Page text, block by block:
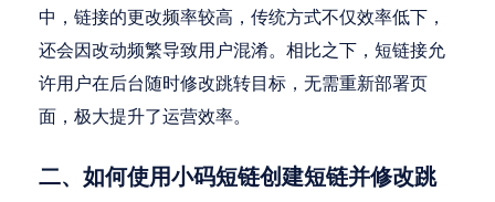
中，链接的更改频率较高，传统方式不仅效率低下，
还会因改动频繁导致用户混淆。相比之下，短链接允
许用户在后台随时修改跳转目标，无需重新部署页
面，极大提升了运营效率。
二、如何使用小码短链创建短链并修改跳